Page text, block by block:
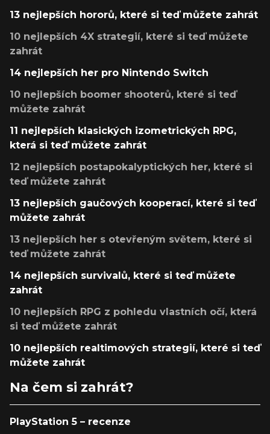
13 nejlepších hororů, které si teď můžete zahrát
10 nejlepších 4X strategií, které si teď můžete
zahrát
14 nejlepších her pro Nintendo Switch
10 nejlepších boomer shooterů, které si teď
můžete zahrát
11 nejlepších klasických izometrických RPG,
která si teď můžete zahrát
12 nejlepších postapokalyptických her, které si
teď můžete zahrát
13 nejlepších gaučových kooperací, které si teď
můžete zahrát
13 nejlepších her s otevřeným světem, které si
teď můžete zahrát
14 nejlepších survivalů, které si teď můžete
zahrát
10 nejlepších RPG z pohledu vlastních očí, která
si teď můžete zahrát
10 nejlepších realtimových strategií, které si teď
můžete zahrát
Na čem si zahrát?
PlayStation 5 – recenze